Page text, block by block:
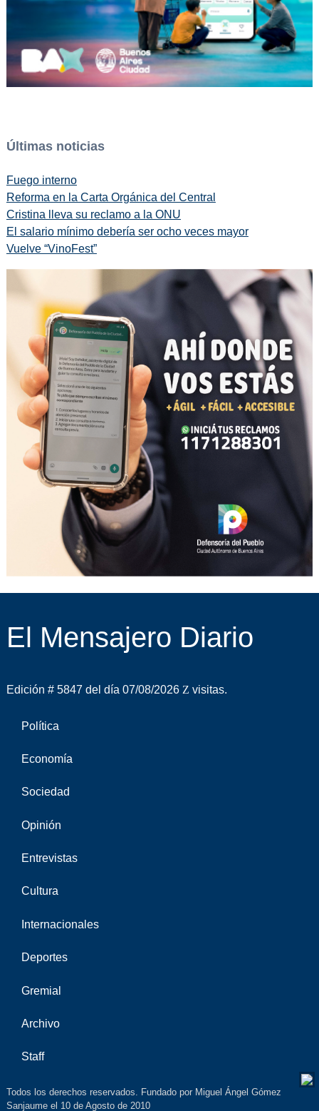
Últimas noticias
Fuego interno
Reforma en la Carta Orgánica del Central
Cristina lleva su reclamo a la ONU
El salario mínimo debería ser ocho veces mayor
Vuelve “VinoFest”
El Mensajero Diario
Edición # 5847 del día 07/08/2026 visitas.
Política
Economía
Sociedad
Opinión
Entrevistas
Cultura
Internacionales
Deportes
Gremial
Archivo
Staff
Todos los derechos reservados. Fundado por Miguel Ángel Gómez
Sanjaume el 10 de Agosto de 2010